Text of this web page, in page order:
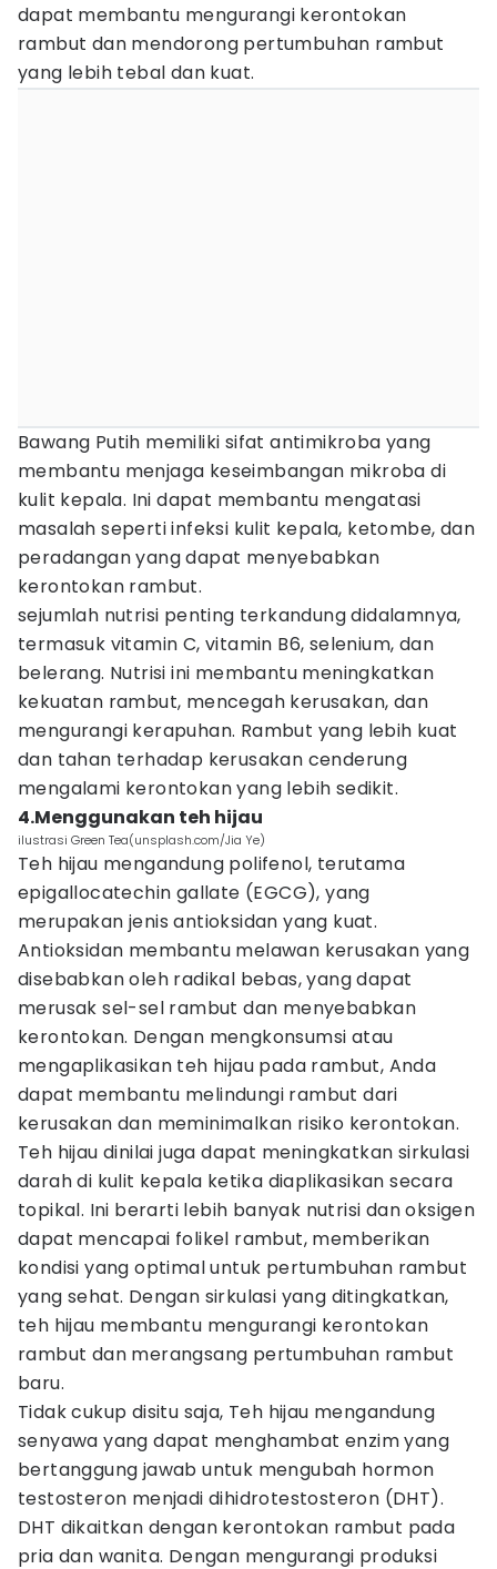
dapat membantu mengurangi kerontokan
rambut dan mendorong pertumbuhan rambut
yang lebih tebal dan kuat.
Bawang Putih memiliki sifat antimikroba yang
membantu menjaga keseimbangan mikroba di
kulit kepala. Ini dapat membantu mengatasi
masalah seperti infeksi kulit kepala, ketombe, dan
peradangan yang dapat menyebabkan
kerontokan rambut.
sejumlah nutrisi penting terkandung didalamnya,
termasuk vitamin C, vitamin B6, selenium, dan
belerang. Nutrisi ini membantu meningkatkan
kekuatan rambut, mencegah kerusakan, dan
mengurangi kerapuhan. Rambut yang lebih kuat
dan tahan terhadap kerusakan cenderung
mengalami kerontokan yang lebih sedikit.
4.Menggunakan teh hijau
ilustrasi Green Tea(unsplash.com/Jia Ye)
Teh hijau mengandung polifenol, terutama
epigallocatechin gallate (EGCG), yang
merupakan jenis antioksidan yang kuat.
Antioksidan membantu melawan kerusakan yang
disebabkan oleh radikal bebas, yang dapat
merusak sel-sel rambut dan menyebabkan
kerontokan. Dengan mengkonsumsi atau
mengaplikasikan teh hijau pada rambut, Anda
dapat membantu melindungi rambut dari
kerusakan dan meminimalkan risiko kerontokan.
Teh hijau dinilai juga dapat meningkatkan sirkulasi
darah di kulit kepala ketika diaplikasikan secara
topikal. Ini berarti lebih banyak nutrisi dan oksigen
dapat mencapai folikel rambut, memberikan
kondisi yang optimal untuk pertumbuhan rambut
yang sehat. Dengan sirkulasi yang ditingkatkan,
teh hijau membantu mengurangi kerontokan
rambut dan merangsang pertumbuhan rambut
baru.
Tidak cukup disitu saja, Teh hijau mengandung
senyawa yang dapat menghambat enzim yang
bertanggung jawab untuk mengubah hormon
testosteron menjadi dihidrotestosteron (DHT).
DHT dikaitkan dengan kerontokan rambut pada
pria dan wanita. Dengan mengurangi produksi